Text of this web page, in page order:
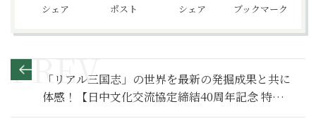
シェア ポスト シェア ブックマーク
「リアル三国志」の世界を最新の発掘成果と共に
体感！【日中文化交流協定締結40周年記念 特別展
「三国志」】